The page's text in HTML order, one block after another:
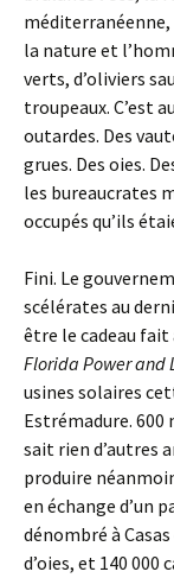
méditerranéenne,
la nature et
verts, d’oliviers
troupeaux. C’est
outardes. Des
grues. Des oies.
les bureaucrates
occupés qu’ils
Fini. Le
scélérates au
être le cadeau
Florida Power and
usines solaires
Estrémadure. 600
sait rien d’autres
produire
en échange d’un
dénombré à
d’oies, et 140